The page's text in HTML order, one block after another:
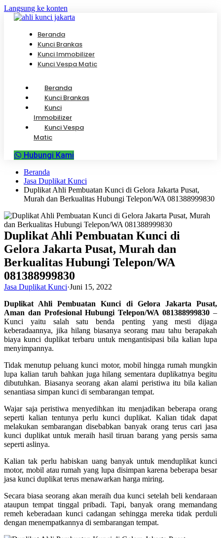
Langsung ke konten
Beranda
Kunci Brankas
Kunci Immobilizer
Kunci Vespa Matic
Beranda
Kunci Brankas
Kunci
Immobilizer
Kunci Vespa
Matic
Hubungi Kami
Beranda
Jasa Duplikat Kunci
Duplikat Ahli Pembuatan Kunci di Gelora Jakarta Pusat,
Murah dan Berkualitas Hubungi Telepon/WA 081388999830
Duplikat Ahli Pembuatan Kunci di
Gelora Jakarta Pusat, Murah dan
Berkualitas Hubungi Telepon/WA
081388999830
Jasa Duplikat Kunci·Juni 15, 2022
Duplikat Ahli Pembuatan Kunci di Gelora Jakarta Pusat,
Aman dan Profesional Hubungi Telepon/WA 081388999830 –
Kunci yaitu salah satu benda penting yang mesti dijaga
keberadaannya, jika hilang biasanya seorang mau tahu berapakah
biaya kunci duplikat terbaru untuk mengantisipasi bila kalian lupa
menyimpannya.
Tidak menutup peluang kunci motor, mobil hingga rumah mungkin
lupa kalian taruh bahkan juga hilang sementara duplikatnya begitu
dibutuhkan. Biasanya seorang akan alami peristiwa itu bila kalian
senantiasa simpan kunci di sembarangan tempat.
Wajar saja peristiwa menyedihkan itu menjadikan beberapa orang
seperti kalian tentunya perlu kunci duplikat. Kalian tidak dapat
melakukan sembarangan disebabkan banyak orang terus cari jasa
kunci duplikat untuk meraih hasil tiruan barang yang persis sama
seperti aslinya.
Kalian tak perlu habiskan uang banyak untuk menduplikat kunci
motor, mobil atau rumah yang lupa disimpan karena beberapa besar
jasa kunci duplikat terus menawarkan harga miring.
Secara biasa seorang akan meraih dua kunci setelah beli kendaraan
ataupun tempat tinggal pribadi. Tapi, banyak orang memandang
remeh keberadaan kunci cadangan sehingga mereka tidak perduli
dengan menempatkannya di sembarangan tempat.